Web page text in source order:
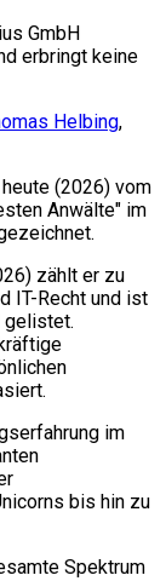
GmbH
erbringt keine
Helbing,
(2026) vom
Anwälte" im
zählt er zu
IT-Recht und ist
gelistet.
im
bis hin zu
Spektrum